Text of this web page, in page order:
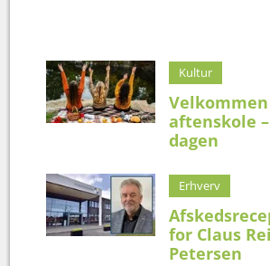
Kultur
aftenskole
dagen
Erhverv
for Claus
Petersen